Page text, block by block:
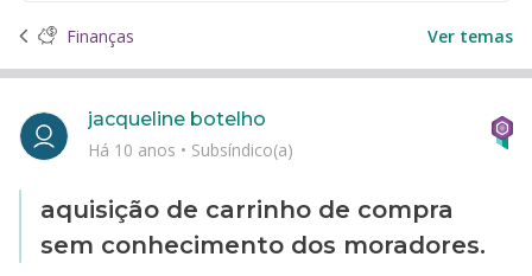
Finanças Ver temas
aquisição de carrinho de compra
sem conhecimento dos moradores.
jacqueline botelho
Há 10 anos • Subsíndico(a)